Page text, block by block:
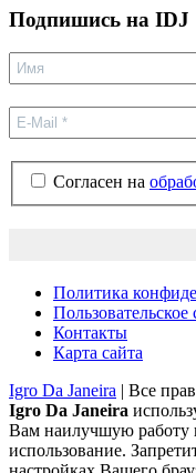
Подпишиcь на IDJ
Согласен на
Политика
Пользовательское
Контакты
Карта сайта
Igro Da Janeira | Все
Igro Da Janeira
Вам наилучшую работу
использование.